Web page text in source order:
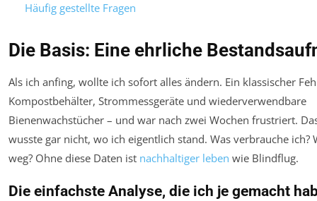
Häufig gestellte Fragen
Die Basis: Eine ehrliche
Als ich anfing, wollte ich sofort alles ändern. Ein klassischer
Kompostbehälter, Strommessgeräte und wiederverwendbare
Bienenwachstücher – und war nach zwei Wochen frustriert.
wusste gar nicht, wo ich eigentlich stand. Was verbrauche ich?
weg? Ohne diese Daten ist nachhaltiger leben wie Blindflug.
Die einfachste Analyse, die ich je gemacht